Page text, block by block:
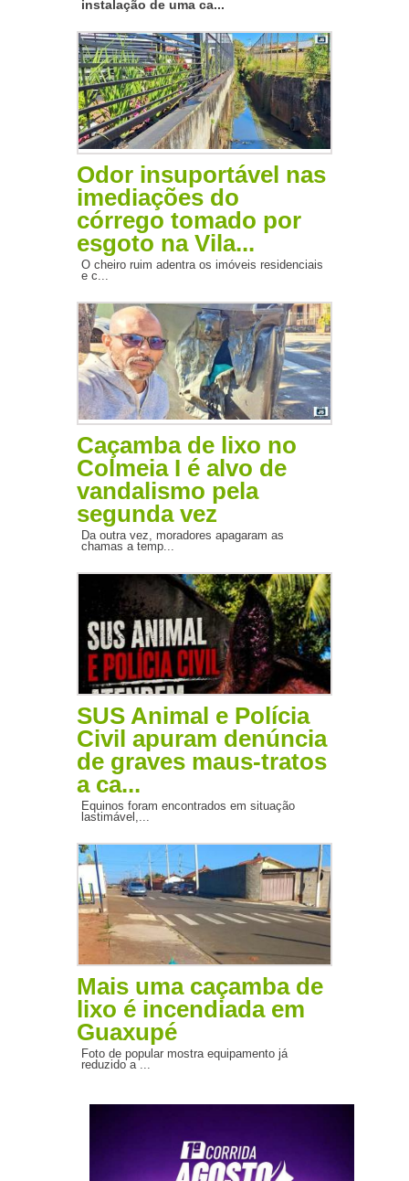
instalação de uma ca...
Odor insuportável nas
imediações do
córrego tomado por
esgoto na Vila...
O cheiro ruim adentra os imóveis residenciais
e c...
Caçamba de lixo no
Colmeia I é alvo de
vandalismo pela
segunda vez
Da outra vez, moradores apagaram as
chamas a temp...
SUS Animal e Polícia
Civil apuram denúncia
de graves maus-tratos
a ca...
Equinos foram encontrados em situação
lastimável,...
Mais uma caçamba de
lixo é incendiada em
Guaxupé
Foto de popular mostra equipamento já
reduzido a ...